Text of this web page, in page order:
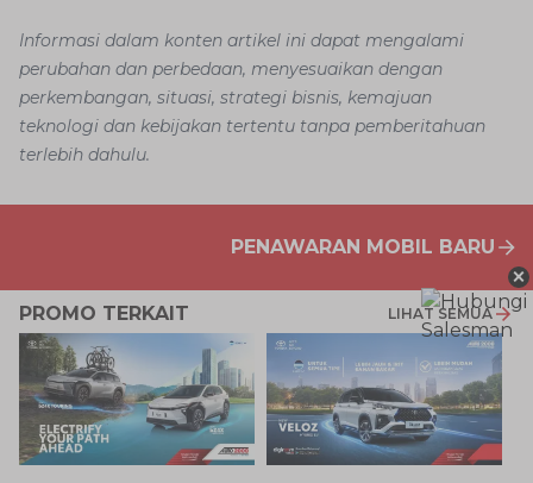
Informasi dalam konten artikel ini dapat mengalami
perubahan dan perbedaan, menyesuaikan dengan
perkembangan, situasi, strategi bisnis, kemajuan
teknologi dan kebijakan tertentu tanpa pemberitahuan
terlebih dahulu.
PENAWARAN MOBIL BARU
PROMO TERKAIT LIHAT SEMUA
×